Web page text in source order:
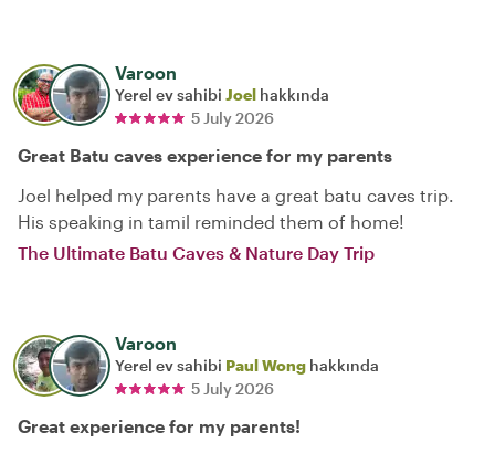
Varoon
Yerel ev sahibi Joel hakkında
5 July 2026
Great Batu caves experience for my parents
Joel helped my parents have a great batu caves trip.
His speaking in tamil reminded them of home!
The Ultimate Batu Caves & Nature Day Trip
Varoon
Yerel ev sahibi Paul Wong hakkında
5 July 2026
Great experience for my parents!